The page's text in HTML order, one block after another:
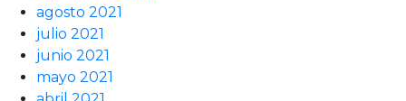
agosto 2021
julio 2021
junio 2021
mayo 2021